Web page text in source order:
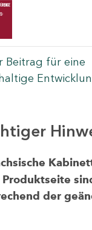
Beitrag für eine
der